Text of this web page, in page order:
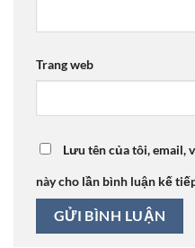
Trang web
Lưu tên của tôi, email,
này cho lần bình luận kế